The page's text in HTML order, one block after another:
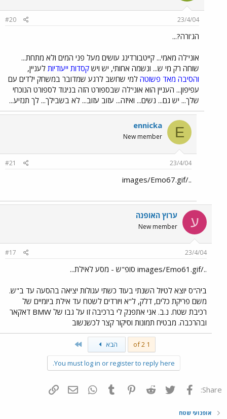
23/4/04
#20
הג'ורה?...
אוני'לה מאמי... קייטבורדינג עושים מעל פני המים ולא מתחת...
שוחה רק מי ש... ונשמה אחותי, יש ויש קסדות ייעודיות לעניין,
והסיבה מאד פשוטה למי שחשב לרגע שמדובר במשחק ילדים עם
עפיפון... העניין הוא אוני'לה שבספורט הזה בניגוד לספורט הנוכחי
שלך... יש גם... נשים... ואיזה... עזוב עזוב... לא בשבילך... לך תנזיע...
E
ennicka
New member
23/4/04
#21
../images/Emo67.gif
ע ערוץ האופנה
New member
23/4/04
#17
../images/Emo61.gif סופ"ש - מסע לאילת...
ביה"ס יוצא לטיול השנתי בעוד כשתי עגולות יציאה בהסעה עד ב"ש.
משם פריקת כלים, דלק, ל"א ויורדים לשטח עד אילת ביומיים של
רכיבת שטח. נ.ב. אני אתפנק לי ברכיבה זו על גבו של BMW דאקאר
ובהרכבה. מבטיח תמונות וסיקור קצר לכשנשוב
1 of 2 הבא
You must log in or register to reply here.
Share: פייסבוק Twitter
Reddit
Pinterest
Tumblr
WhatsAppדואר אלקטרוני
אופנועי שטח